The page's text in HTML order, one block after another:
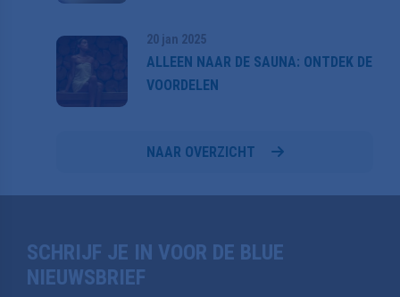
20 jan 2025
ALLEEN NAAR DE SAUNA: ONTDEK DE
VOORDELEN
NAAR OVERZICHT
SCHRIJF JE IN VOOR DE BLUE
NIEUWSBRIEF